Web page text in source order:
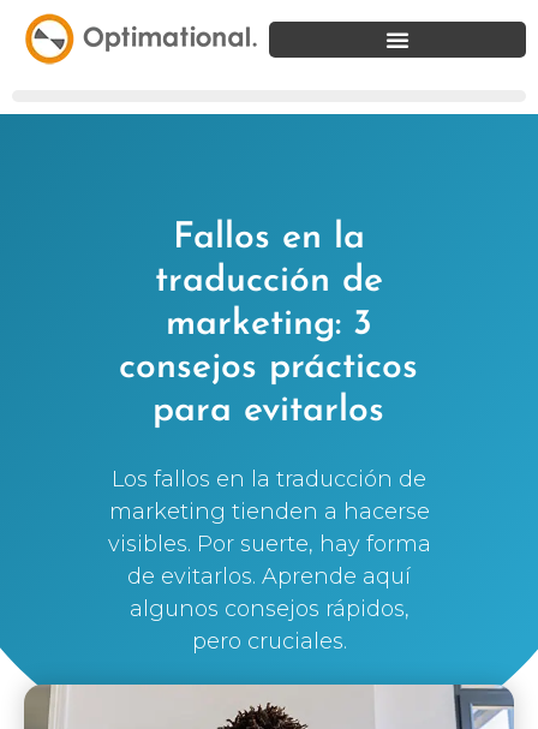
Fallos en la
traducción de
marketing: 3
consejos prácticos
para evitarlos
Los fallos en la traducción de
marketing tienden a hacerse
visibles. Por suerte, hay forma
de evitarlos. Aprende aquí
algunos consejos rápidos,
pero cruciales.
Silvi Nunez